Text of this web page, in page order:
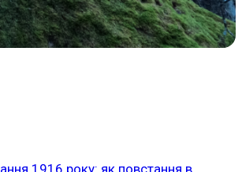
1916 року: як повстання в